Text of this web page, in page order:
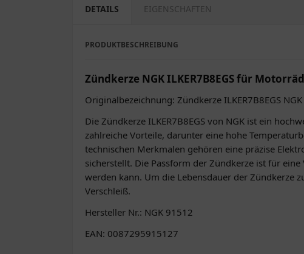
DETAILS EIGENSCHAFTEN
PRODUKTBESCHREIBUNG
Zündkerze NGK ILKER7B8EGS für
Originalbezeichnung: Zündkerze ILKER7B8EGS NGK
Die Zündkerze ILKER7B8EGS von NGK ist ein
zahlreiche Vorteile, darunter eine hohe
technischen Merkmalen gehören eine präzise
sicherstellt. Die Passform der Zündkerze ist für
werden kann. Um die Lebensdauer der Zündkerze
Verschleiß.
Hersteller Nr.: NGK 91512
EAN: 0087295915127